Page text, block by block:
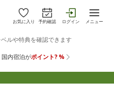
お気に入り 予約確認 ログイン メニュー